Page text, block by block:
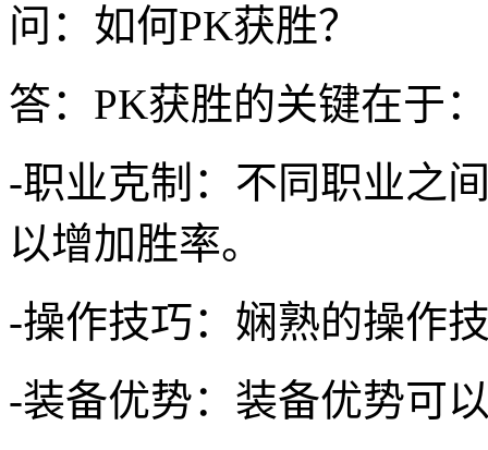
问：如何PK获胜？
答：PK获胜的关键在于：
-职业克制：不同职业之
以增加胜率。
-操作技巧：娴熟的操作
-装备优势：装备优势可